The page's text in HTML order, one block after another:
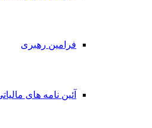
فرامین رهبری
آئین نامه های مالیاتی